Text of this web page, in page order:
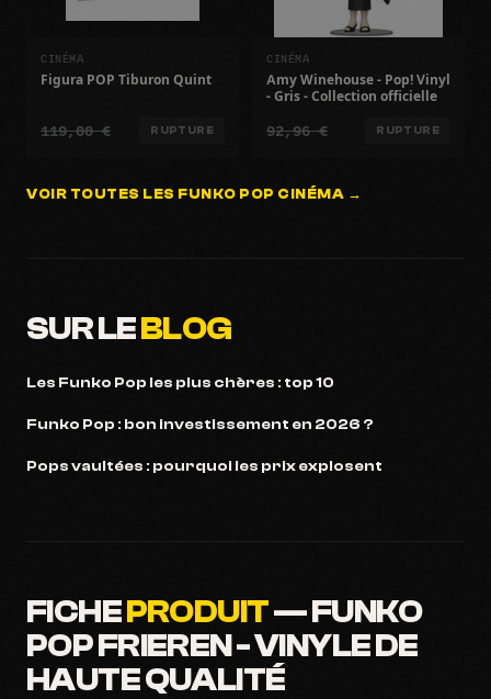
CINÉMA
Figura POP Tiburon Quint
119,00 € RUPTURE
CINÉMA
Amy Winehouse - Pop! Vinyl
- Gris - Collection officielle
92,96 € RUPTURE
VOIR TOUTES LES FUNKO POP CINÉMA →
SUR LEBLOG
Les Funko Pop les plus chères : top 10
Funko Pop : bon investissement en 2026 ?
Pops vaultées : pourquoi les prix explosent
FICHEPRODUIT— FUNKO
POP FRIEREN - VINYLE DE
HAUTE QUALITÉ